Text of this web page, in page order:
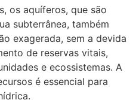
os aquíferos, que são
subterrânea, também
exagerada, sem a devida
de reservas vitais,
e ecossistemas. A
é essencial para